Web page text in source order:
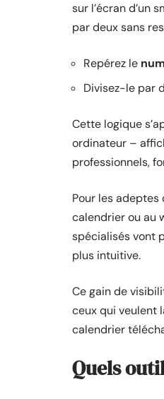
sur l’écran d’un
par deux sans
Repérez le
Divisez-le par
Cette logique
ordinateur –
professionnels,
Pour les
calendrier ou au
spécialisés vont
plus intuitive.
Ce gain de
ceux qui veulent
calendrier
Quels